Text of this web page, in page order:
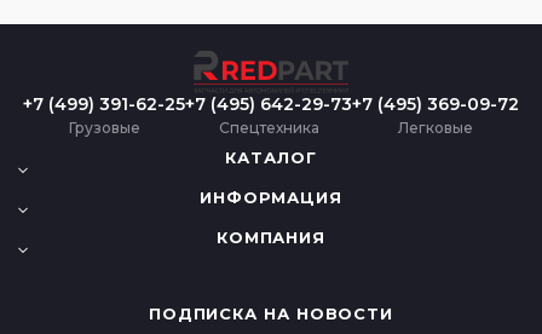
+7 (499) 391-62-25
Грузовые
+7 (495) 642-29-73
Спецтехника
+7 (495) 369-09-72
Легковые
КАТАЛОГ
ИНФОРМАЦИЯ
КОМПАНИЯ
ПОДПИСКА НА НОВОСТИ